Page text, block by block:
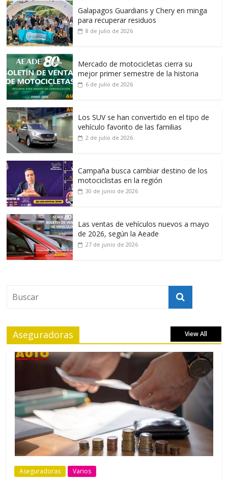
Galapagos Guardians y Chery en minga
para recuperar residuos
8 de julio de 2026
Mercado de motocicletas cierra su
mejor primer semestre de la historia
6 de julio de 2026
Los SUV se han convertido en el tipo de
vehículo favorito de las familias
2 de julio de 2026
Campaña busca cambiar destino de los
motociclistas en la región
30 de junio de 2026
Las ventas de vehículos nuevos a mayo
de 2026, según la Aeade
27 de junio de 2026
Aseguradoras View All
Aseguradoras Varios